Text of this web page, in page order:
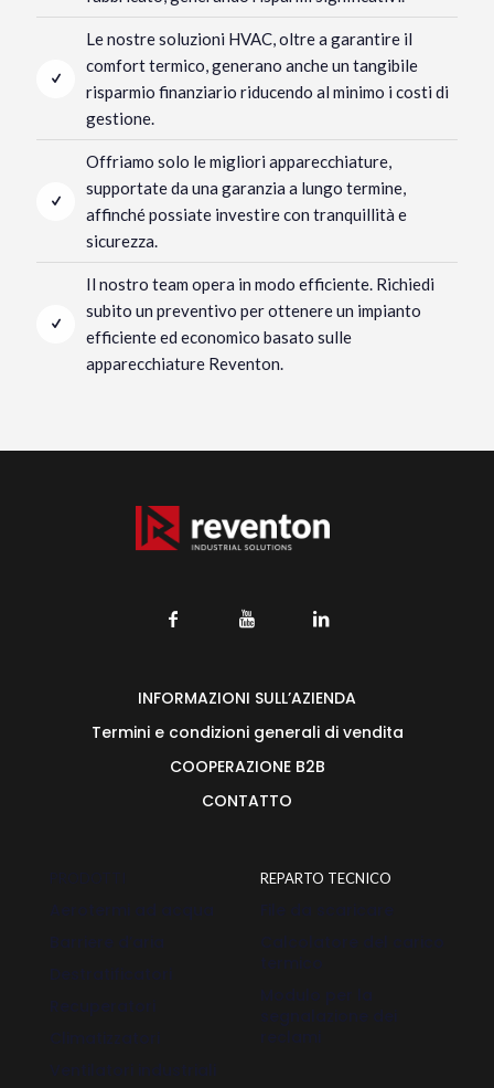
Le nostre soluzioni HVAC, oltre a garantire il
comfort termico, generano anche un tangibile
risparmio finanziario riducendo al minimo i costi di
gestione.
Offriamo solo le migliori apparecchiature,
supportate da una garanzia a lungo termine,
affinché possiate investire con tranquillità e
sicurezza.
Il nostro team opera in modo efficiente. Richiedi
subito un preventivo per ottenere un impianto
efficiente ed economico basato sulle
apparecchiature Reventon.
INFORMAZIONI SULL’AZIENDA
Termini e condizioni generali di vendita
COOPERAZIONE B2B
CONTATTO
REPARTO TECNICO